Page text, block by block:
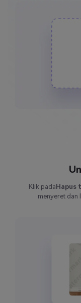
Klik pada Hapus
menyeret dan